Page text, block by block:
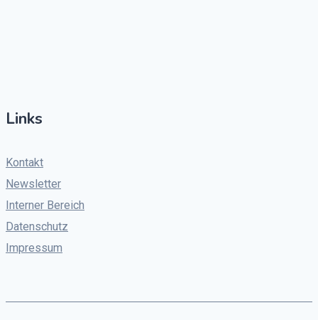
Links
Kontakt
Newsletter
Interner Bereich
Datenschutz
Impressum